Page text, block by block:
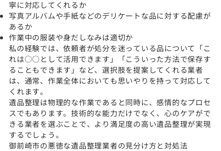
寧に対応してくれるか
写真アルバムや手紙などのデリケートな品に対する配慮が
あるか
作業中の服装や身だしなみは適切か
私の経験では、依頼者が処分を迷っている品について「こ
れは○○として活用できます」「こういった方法で保存す
ることもできます」など、選択肢を提案してくれる業者
は、通常、作業全体においても思いやりを持って対応して
くれます。
遺品整理は物理的な作業であると同時に、感情的なプロセ
スでもあります。技術的な能力だけでなく、心のケアがで
きる業者を選ぶことで、より満足度の高い遺品整理が実現
するでしょう。
御前崎市の悪徳な遺品整理業者の見分け方と対処法